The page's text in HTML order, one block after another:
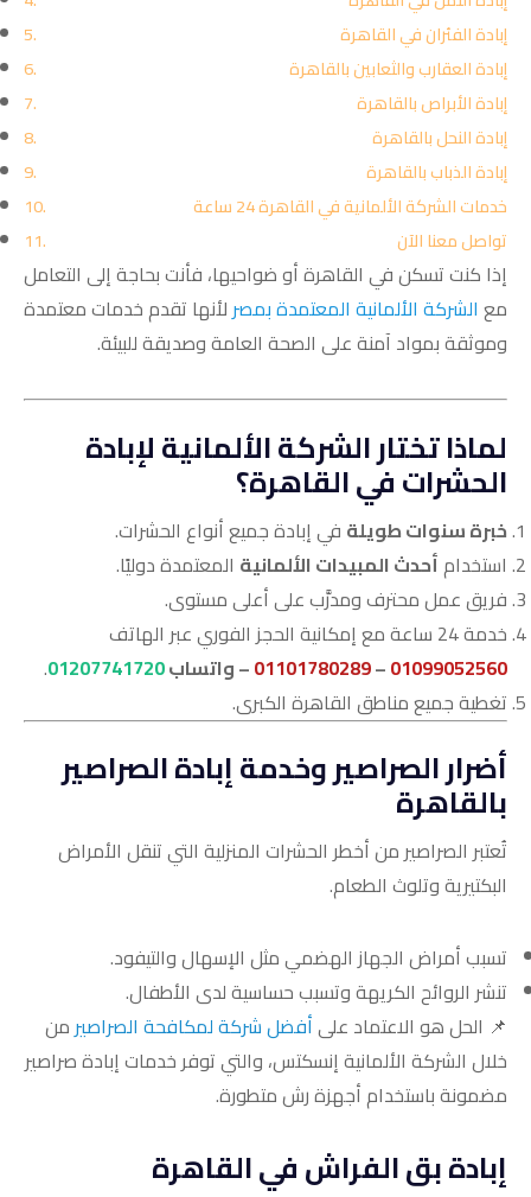
إبادة الفئران في القاهرة
إبادة العقارب والثعابين بالقاهرة
إبادة الأبراص بالقاهرة
إبادة النحل بالقاهرة
إبادة الذباب بالقاهرة
خدمات الشركة الألمانية في القاهرة 24 ساعة
تواصل معنا الآن
إذا كنت تسكن في القاهرة أو ضواحيها، فأنت بحاجة إلى التعامل
مع الشركة الألمانية المعتمدة بمصرلأنها تقدم خدمات معتمدة
وموثقة بمواد آمنة على الصحة العامة وصديقة للبيئة.
لماذا تختار الشركة الألمانية لإبادة
الحشرات في القاهرة؟
خبرة سنوات طويلة في إبادة جميع أنواع الحشرات.
استخدام أحدث المبيدات الألمانية المعتمدة دوليًا.
فريق عمل محترف ومدرَّب على أعلى مستوى.
خدمة 24 ساعة مع إمكانية الحجز الفوري عبر الهاتف
01099052560
–
01101780289– واتساب01207741720
.
تغطية جميع مناطق القاهرة الكبرى.
أضرار الصراصير وخدمة إبادة الصراصير
بالقاهرة
تُعتبر الصراصير من أخطر الحشرات المنزلية التي تنقل الأمراض
البكتيرية وتلوث الطعام.
تسبب أمراض الجهاز الهضمي مثل الإسهال والتيفود.
تنشر الروائح الكريهة وتسبب حساسية لدى الأطفال.
📌 الحل هو الاعتماد علىأفضل شركة لمكافحة الصراصيرمن
خلال الشركة الألمانية إنسكتس، والتي توفر خدمات إبادة صراصير
مضمونة باستخدام أجهزة رش متطورة.
إبادة بق الفراش في القاهرة